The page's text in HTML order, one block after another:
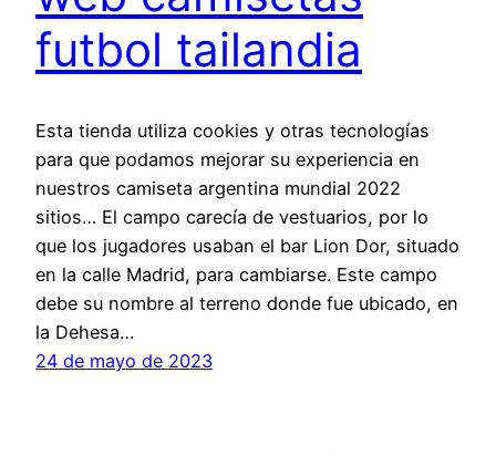
futbol tailandia
Esta tienda utiliza cookies y otras tecnologías
para que podamos mejorar su experiencia en
nuestros camiseta argentina mundial 2022
sitios… El campo carecía de vestuarios, por lo
que los jugadores usaban el bar Lion Dor, situado
en la calle Madrid, para cambiarse. Este campo
debe su nombre al terreno donde fue ubicado, en
la Dehesa…
24 de mayo de 2023